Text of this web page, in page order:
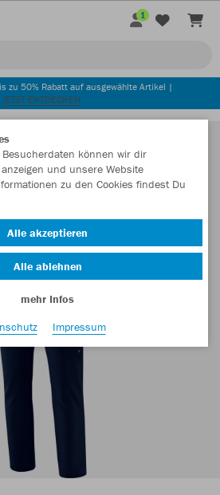
1
zu 50% Rabatt auf ausgewählte Artikel |
JETZT ENTDECKEN
können wir dir
und unsere Website
zu den Cookies findest Du
Alle akzeptieren
Alle ablehnen
mehr Infos
Impressum